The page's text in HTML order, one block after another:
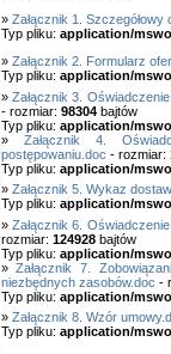
» Załącznik 1. Szczegółowy
Typ pliku: application/
» Załącznik 2. Formularz
Typ pliku: application/
» Załącznik 3.
- rozmiar: 98304bajtów
Typ pliku: application/
» Załącznik 4.
postępowaniu.doc - rozmiar:
Typ pliku: application/
» Załącznik 5. Wykaz
Typ pliku: application/
» Załącznik 6.
rozmiar: 124928bajtów
Typ pliku: application/
»Załącznik 7.
niezbędnych zasobów.doc -
Typ pliku: application/
» Załącznik 8. Wzór
Typ pliku: application/